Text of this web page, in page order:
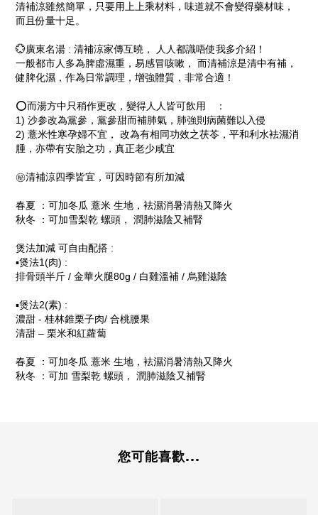
清補涼雖然簡單，只要用上上乘材料，味道就不會變得藥材味，
而且份量十足。
💮廣東名湯 : 清補涼家傳互曉， 人人都識唔使我多介紹！
一般都市人多為脾虛濕重，易感冒咳嗽， 而清補涼是清中有補，
健脾化濕，作為日常調理，增強體質，非常合適！
⭕️而湯方中只稍作更改，變得人人皆可飲用 ：
1) 沙参改為黨參，黨參甜而補肺氣，肺強則病菌難以入侵
2) 薏米性寒孕婦不宜， 改為有相同功效之茯苓，平和利水袪濕消
腫，亦帶有安胎之功，真正老少咸宜
㊙️清補涼四季皆宜，可因時節有所加減
春夏 ：可加冬瓜 薏米 生地，袪濕消暑清熱又降火
秋冬 ：可加雪梨乾 螺頭， 潤肺滋陰又補腎
煲法加減 可自由配搭 :
▪️煲法1(肉) :
排骨頭半斤 / 金華火腿80g / 白雞溫補 / 烏雞滋陰
▪️煲法2(素) :
濃甜 - 桂林錐栗子肉/ 合桃腰果
清甜 – 栗米和紅蘿蔔
春夏 ：可加冬瓜 薏米 生地，袪濕消暑清熱又降火
秋冬 ：可加 雪梨乾 螺頭， 潤肺滋陰又補腎
您可能喜歡...